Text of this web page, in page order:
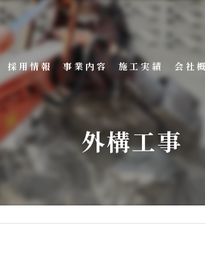
採用情報 事業内容 施工実績
施工実績一覧
会社
外構工事